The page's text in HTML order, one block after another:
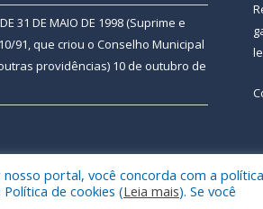
31 DE MAIO DE 1998 (Suprime e
91, que criou o Conselho Municipal
providências) 10 de outubro de
Mapa do Site
portal, você concorda com a
de cookies (Leia mais). Se você